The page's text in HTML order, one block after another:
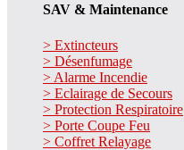
SAV & Maintenance
> Extincteurs
> Désenfumage
> Alarme Incendie
> Eclairage de Secours
> Protection Respiratoire
> Porte Coupe Feu
> Coffret Relayage